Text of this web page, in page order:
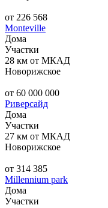
от 226 568
Monteville
Дома
Участки
28 км от МКАД
Новорижское
от 60 000 000
Риверсайд
Дома
Участки
27 км от МКАД
Новорижское
от 314 385
Millennium park
Дома
Участки